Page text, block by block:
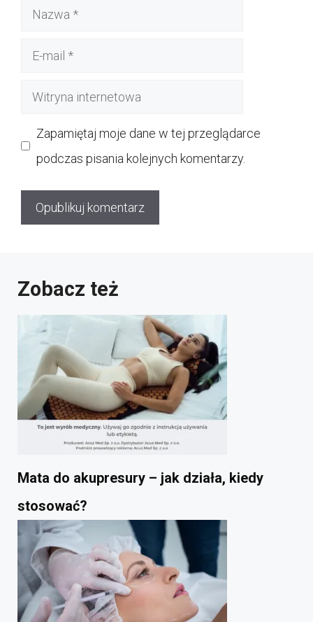
Nazwa
Witryna
Zapamiętaj moje dane w tej przeglądarce
podczas pisania kolejnych komentarzy.
Zobacz też
Mata do akupresury – jak działa, kiedy
stosować?